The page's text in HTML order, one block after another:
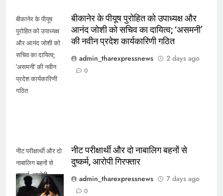
बीकानेर के पीयूष
पुरोहित को उपाध्यक्ष
और आनंद जोशी को
सचिव का दायित्व;
'असमनी' की नवीन
प्रदेश कार्यकारिणी
गठित
बीकानेर के पीयूष पुरोहित को उपाध्यक्ष और
आनंद जोशी को सचिव का दायित्व; ‘असमनी’
की नवीन प्रदेश कार्यकारिणी गठित
admin_tharexpressnews
2 days ago
0
नीट परीक्षार्थी और दो
नाबालिग बहनों से
दुष्कर्म, आरोपी
गिरफ्तार
नीट परीक्षार्थी और दो नाबालिग बहनों से
दुष्कर्म, आरोपी गिरफ्तार
admin_tharexpressnews
7 days ago
0